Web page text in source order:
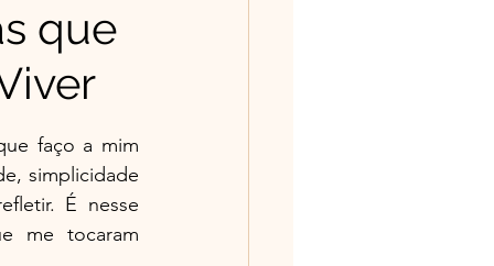
tem valor
que
faço a mim
simplicidade
É nesse
me tocaram